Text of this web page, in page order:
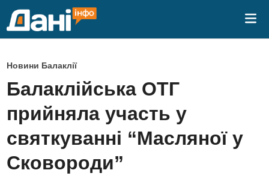
P
o
s
e
d
i
Новини Балаклії
Балаклійська ОТГ
прийняла участь у
святкуванні “Масляної у
Сковороди”